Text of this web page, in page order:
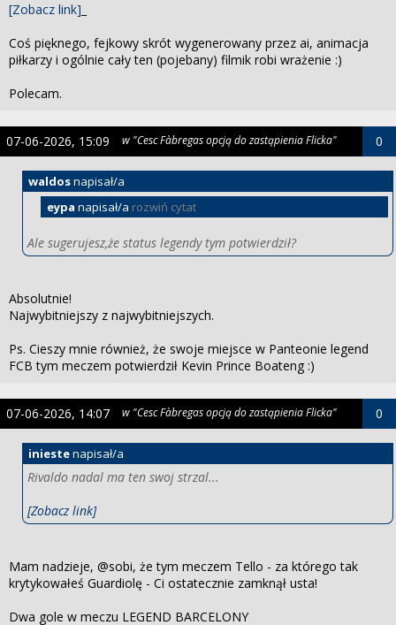
[Zobacz link]
Coś pięknego, fejkowy skrót wygenerowany przez ai, animacja
piłkarzy i ogólnie cały ten (pojebany) filmik robi wrażenie :)
Polecam.
waldosnapisał/a
eypa napisał/a rozwiń cytat
Ale sugerujesz,że status legendy tym potwierdził?
Absolutnie!
Najwybitniejszy z najwybitniejszych.
Ps. Cieszy mnie również, że swoje miejsce w Panteonie legend
FCB tym meczem potwierdził Kevin Prince Boateng :)
07-06-2026, 15:09 w "Cesc Fàbregas opcją do zastąpienia Flicka" 0
iniestenapisał/a
Rivaldo nadal ma ten swoj strzal...
[Zobacz link]
Mam nadzieje, @sobi, że tym meczem Tello - za którego tak
krytykowałeś Guardiolę - Ci ostatecznie zamknął usta!
Dwa gole w meczu LEGEND BARCELONY
07-06-2026, 14:07 w "Cesc Fàbregas opcją do zastąpienia Flicka" 0